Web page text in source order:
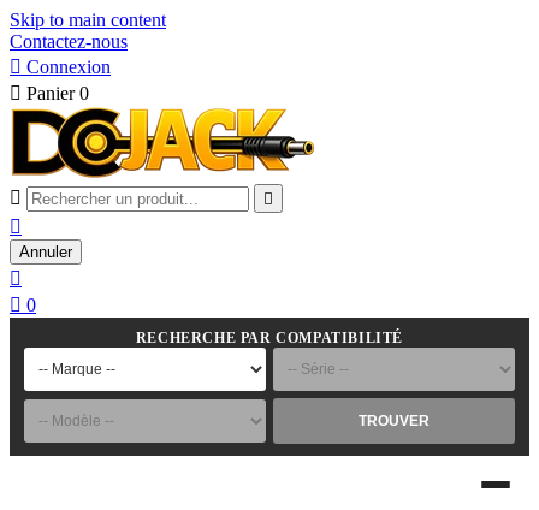
Skip to main content
Contactez-nous
 Connexion
 Panier 0
 

Annuler

 0
RECHERCHE PAR COMPATIBILITÉ
TROUVER